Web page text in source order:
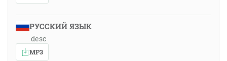
РУССКИЙ ЯЗЫК
desc
MP3